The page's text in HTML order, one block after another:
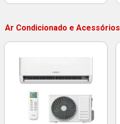
Ar Condicionado e Acessórios